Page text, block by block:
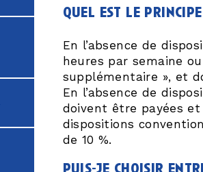
quel est le principe
En l’absence de
heures par semaine
supplémentaire », et
En l’absence de
doivent être payées et
dispositions
de 10 %.
puis-je choisir